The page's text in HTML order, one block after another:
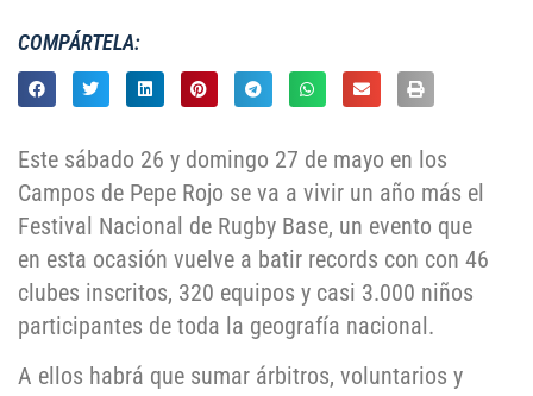
COMPÁRTELA:
Este sábado 26 y domingo 27 de mayo en los
Campos de Pepe Rojo se va a vivir un año más el
Festival Nacional de Rugby Base, un evento que
en esta ocasión vuelve a batir records con con 46
clubes inscritos, 320 equipos y casi 3.000 niños
participantes de toda la geografía nacional.
A ellos habrá que sumar árbitros, voluntarios y